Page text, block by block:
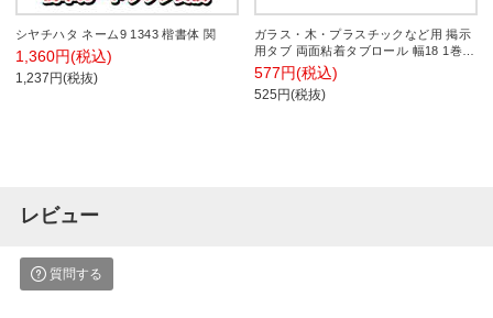
シヤチハタ ネーム9 1343 楷書体 関
1,360円(税込)
1,237円(税抜)
ガラス・木・プラスチックなど用 掲示
用タブ 両面粘着タブロール 幅18 1巻
スリーエム EC-859RN
577円(税込)
525円(税抜)
レビュー
質問する